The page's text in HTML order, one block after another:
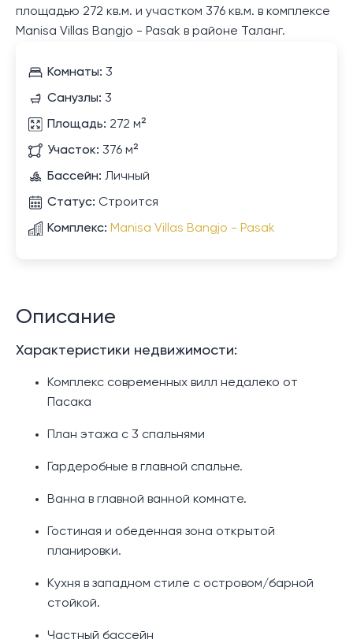
площадью 272 кв.м. и участком 376 кв.м. в комплексе
Manisa Villas Bangjo - Pasak в районе Таланг.
Комнаты: 3
Санузлы: 3
Площадь: 272 м²
Участок: 376 м²
Бассейн: Личный
Статус: Строится
Комплекс: Manisa Villas Bangjo - Pasak
Описание
Характеристики недвижимости:
Комплекс современных вилл недалеко от
Пасака
План этажа с 3 спальнями
Гардеробные в главной спальне.
Ванна в главной ванной комнате.
Гостиная и обеденная зона открытой
планировки.
Кухня в западном стиле с островом/барной
стойкой.
Частный бассейн